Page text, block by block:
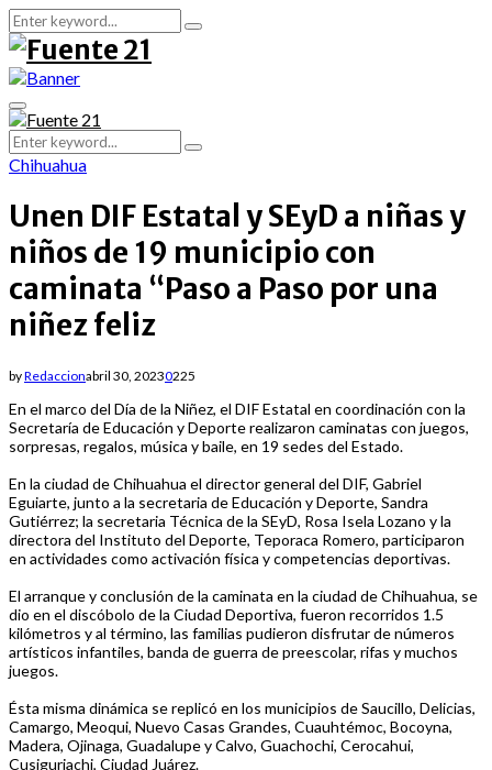
Search
for:
Search
Primary
Menu
Search
for:
Search
Chihuahua
Unen DIF Estatal y SEyD a niñas y
niños de 19 municipio con
caminata “Paso a Paso por una
niñez feliz
byRedaccionabril 30, 20230225
En el marco del Día de la Niñez, el DIF Estatal en coordinación con la
Secretaría de Educación y Deporte realizaron caminatas con juegos,
sorpresas, regalos, música y baile, en 19 sedes del Estado.
En la ciudad de Chihuahua el director general del DIF, Gabriel
Eguiarte, junto a la secretaria de Educación y Deporte, Sandra
Gutiérrez; la secretaria Técnica de la SEyD, Rosa Isela Lozano y la
directora del Instituto del Deporte, Teporaca Romero, participaron
en actividades como activación física y competencias deportivas.
El arranque y conclusión de la caminata en la ciudad de Chihuahua, se
dio en el discóbolo de la Ciudad Deportiva, fueron recorridos 1.5
kilómetros y al término, las familias pudieron disfrutar de números
artísticos infantiles, banda de guerra de preescolar, rifas y muchos
juegos.
Ésta misma dinámica se replicó en los municipios de Saucillo, Delicias,
Camargo, Meoqui, Nuevo Casas Grandes, Cuauhtémoc, Bocoyna,
Madera, Ojinaga, Guadalupe y Calvo, Guachochi, Cerocahui,
Cusiguriachi, Ciudad Juárez.